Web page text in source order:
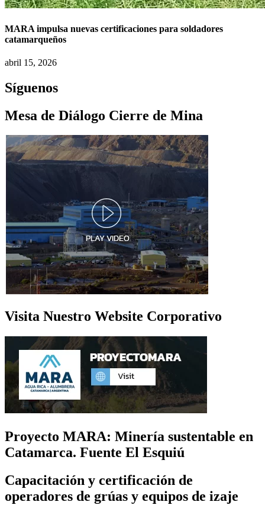
MARA impulsa nuevas certificaciones para soldadores
catamarqueños
abril 15, 2026
Síguenos
Mesa de Diálogo Cierre de Mina
Visita Nuestro Website Corporativo
Proyecto MARA: Minería sustentable en
Catamarca. Fuente El Esquiú
Capacitación y certificación de
operadores de grúas y equipos de izaje